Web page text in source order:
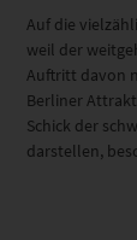
Auf die
weil der
Auftritt davon
Berliner
Schick der
darstellen,